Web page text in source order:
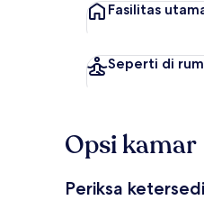
Fasilitas
Seperti di
Opsi kamar
Periksa